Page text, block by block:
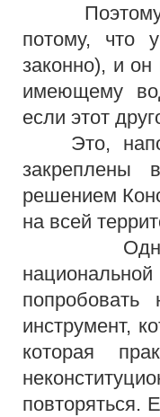
Поэтому
потому, что
законно), и
имеющему
если этот
Это,
закреплены
решением
на всей
Однако
попробовать
инструмент,
которая
повторяться.